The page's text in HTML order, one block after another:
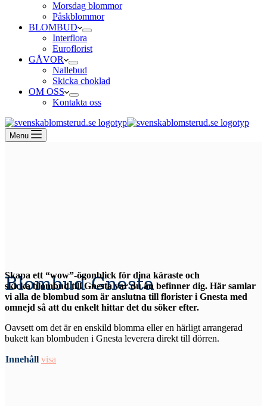
Morsdag blommor
Påskblommor
BLOMBUD
Interflora
Euroflorist
GÅVOR
Nallebud
Skicka choklad
OM OSS
Kontakta oss
Menu
Blombud Gnesta
Skapa ett “wow”-ögonblick för dina käraste och
skicka blombud till Gnesta var du än befinner dig. Här samlar
vi alla de blombud som är anslutna till florister i Gnesta med
omnejd så att du enkelt hittar det du söker efter.
Oavsett om det är en enskild blomma eller en härligt arrangerad
bukett kan blombuden i Gnesta leverera direkt till dörren.
Innehåll visa